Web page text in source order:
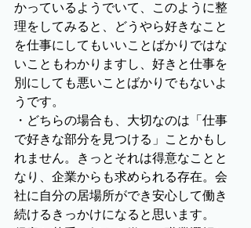
かっているようでいて、このように整
理をしてみると、どうやら好きなこと
を仕事にしてもいいことばかりではな
いこともわかりますし、好きと仕事を
別にしても悪いことばかりでもないよ
うです。
・どちらの場合も、大切なのは「仕事
で好きな部分を見つける」ことかもし
れません。きっとそれは得意なことと
なり、企業からも求められる存在。会
社に自分の居場所ができ安心して働き
続けるきっかけになると思います。